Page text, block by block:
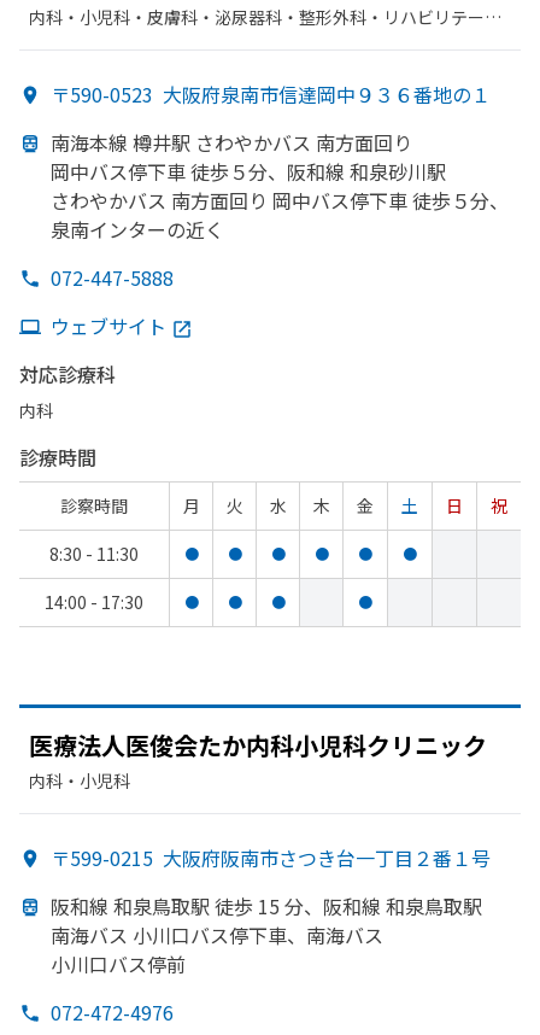
内科・​小児科・​皮膚科・​泌尿器科・​整形外科・​リハビリテーシ
〒590-0523 大阪府泉南市信達岡中９３６番地の１
南海本線 樽井駅 さわやかバス 南方面回り
岡中バス停下車 徒歩５分、 阪和線 和泉砂川駅
さわやかバス 南方面回り 岡中バス停下車 徒歩５分、
泉南インターの近く
072-447-5888
ウェブサイト
対応診療科
内科
診療時間
診察時間 月 火 水 木 金 土 日
祝
8:30 - 11:30
● ● ● ● ● ●
14:00 - 17:30 ● ● ● ●
医療法人医俊会たか内科小児科クリニック
内科・​小児科
〒599-0215 大阪府阪南市さつき台一丁目２番１号
阪和線 和泉鳥取駅 徒歩 15 分、 阪和線 和泉鳥取駅
南海バス 小川口バス停下車、 南海バス
小川口バス停前
072-472-4976